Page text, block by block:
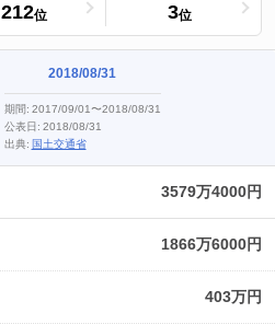
212位 3位
2018/08/31
期間: 2017/09/01〜2018/08/31
公表日: 2018/08/31
出典: 国土交通省
3579万4000円
1866万6000円
403万円